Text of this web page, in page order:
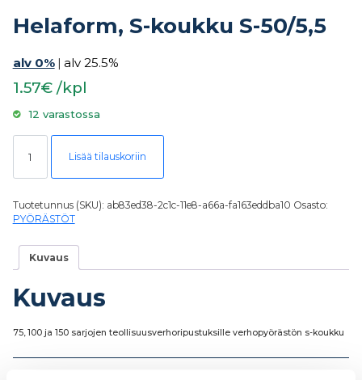
Helaform, S-koukku S-50/5,5
alv 0% | alv 25.5%
1.57€ /kpl
12 varastossa
Helaform, S-koukku S-50/5,5 määrä
Lisää tilauskoriin
Tuotetunnus (SKU): ab83ed38-2c1c-11e8-a66a-fa163eddba10 Osasto:
PYÖRÄSTÖT
Kuvaus
Kuvaus
75, 100 ja 150 sarjojen teollisuusverhoripustuksille verhopyörästön s-koukku